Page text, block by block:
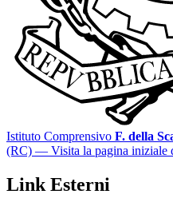
Istituto Comprensivo F. della
(RC) — Visita la pagina iniziale
Link Esterni